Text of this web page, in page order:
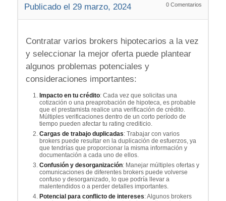
Publicado el 29 marzo, 2024 0 Comentarios
Contratar varios brokers hipotecarios a la vez
y seleccionar la mejor oferta puede plantear
algunos problemas potenciales y
consideraciones importantes:
Impacto en tu crédito: Cada vez que solicitas una
cotización o una preaprobación de hipoteca, es probable
que el prestamista realice una verificación de crédito.
Múltiples verificaciones dentro de un corto período de
tiempo pueden afectar tu rating crediticio.
Cargas de trabajo duplicadas: Trabajar con varios
brokers puede resultar en la duplicación de esfuerzos, ya
que tendrías que proporcionar la misma información y
documentación a cada uno de ellos.
Confusión y desorganización: Manejar múltiples ofertas y
comunicaciones de diferentes brokers puede volverse
confuso y desorganizado, lo que podría llevar a
malentendidos o a perder detalles importantes.
Potencial para conflicto de intereses: Algunos brokers